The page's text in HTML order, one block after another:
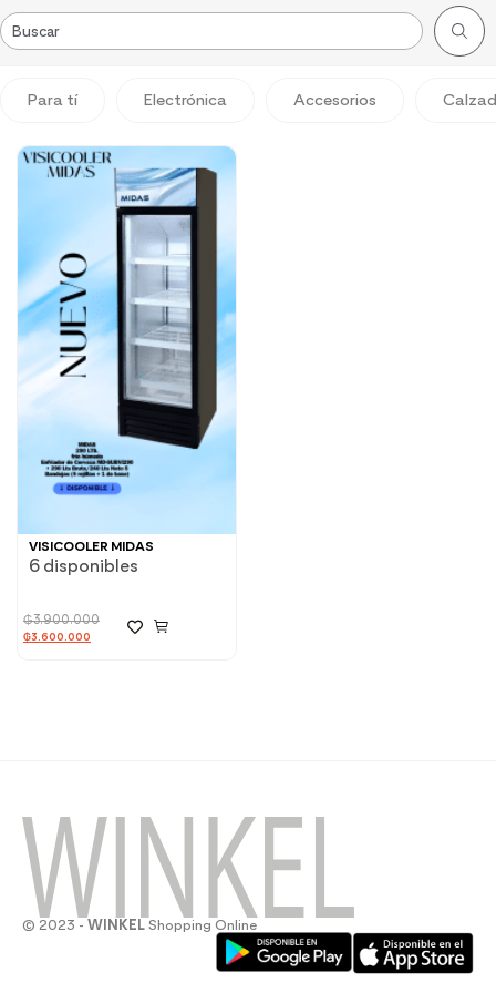
Para tí Electrónica Accesorios
VISICOOLER MIDAS
6 disponibles
₲3.900.000
₲3.600.000
© 2023 - WINKEL Shopping Online